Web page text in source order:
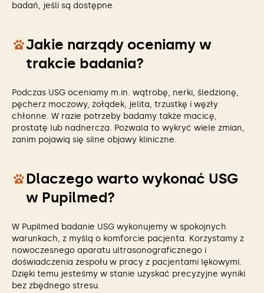
badań, jeśli są dostępne.
Jakie narządy oceniamy w
trakcie badania?
Podczas USG oceniamy m.in. wątrobę, nerki, śledzionę,
pęcherz moczowy, żołądek, jelita, trzustkę i węzły
chłonne. W razie potrzeby badamy także macicę,
prostatę lub nadnercza. Pozwala to wykryć wiele zmian,
zanim pojawią się silne objawy kliniczne.
Dlaczego warto wykonać USG
w Pupilmed?
W Pupilmed badanie USG wykonujemy w spokojnych
warunkach, z myślą o komforcie pacjenta. Korzystamy z
nowoczesnego aparatu ultrasonograficznego i
doświadczenia zespołu w pracy z pacjentami lękowymi.
Dzięki temu jesteśmy w stanie uzyskać precyzyjne wyniki
bez zbędnego stresu.